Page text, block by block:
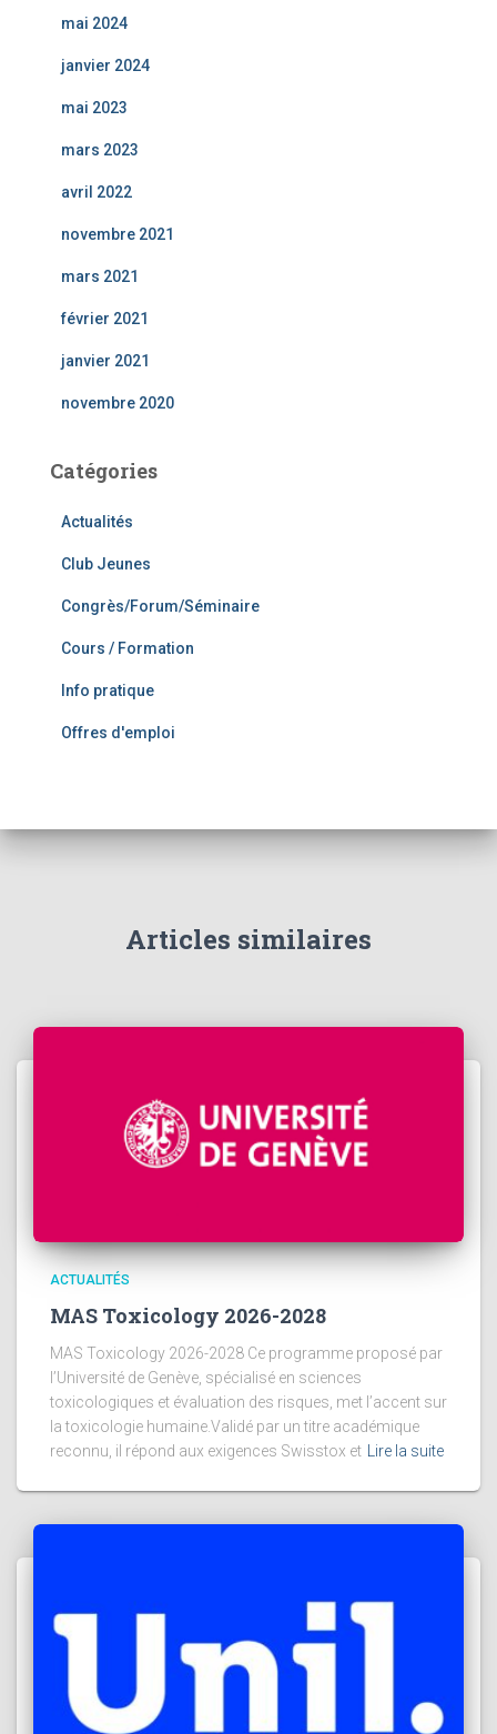
mai 2024
janvier 2024
mai 2023
mars 2023
avril 2022
novembre 2021
mars 2021
février 2021
janvier 2021
novembre 2020
Catégories
Actualités
Club Jeunes
Congrès/Forum/Séminaire
Cours / Formation
Info pratique
Offres d'emploi
Articles similaires
ACTUALITÉS
MAS Toxicology 2026-2028
MAS Toxicology 2026-2028 Ce programme proposé par
l’Université de Genève, spécialisé en sciences
toxicologiques et évaluation des risques, met l’accent sur
la toxicologie humaine.Validé par un titre académique
reconnu, il répond aux exigences Swisstox et
Lire la suite